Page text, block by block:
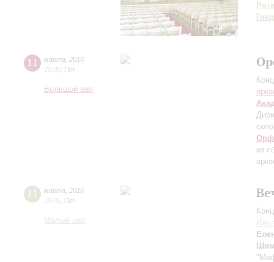
Рота
11 марта
2016
20:00 Пт
Большой зал
Орф
из
11 марта
2016
19:00 Пт
Малый зал